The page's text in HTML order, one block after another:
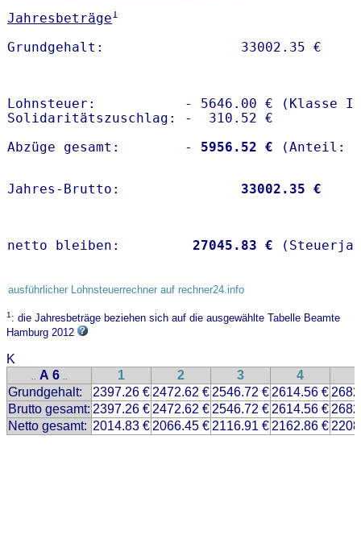
Jahresbeträge1
Lohnsteuer:           - 5646.00 € (Klasse I)
Solidaritätszuschlag: -  310.52 €
Abzüge gesamt:        -
5956.52 €
Jahres-Brutto: 33002.35 €
netto bleiben: 27045.83 €
ausführlicher Lohnsteuerrechner auf rechner24.info
1: die Jahresbeträge beziehen sich auf die ausgewählte Tabelle Beamte
Hamburg 2012
K
.. A 6 .. 1 2 3 4
Grundgehalt:
2397.26 € 2472.62 € 2546.72 € 2614.56 €
Brutto gesamt: 2397.26 € 2472.62 € 2546.72 € 2614.56 €
Netto gesamt: 2014.83 € 2066.45 € 2116.91 € 2162.86 €